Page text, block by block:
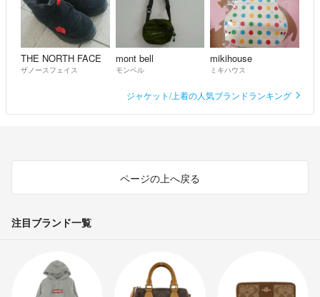
THE NORTH FACE
ザノースフェイス
mont bell
モンベル
mikihouse
ミキハウス
ジャケット/上着の人気ブランドランキング
ページの上へ戻る
注目ブランド一覧